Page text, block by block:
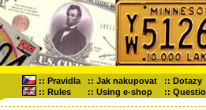
:: Pravidla :: Jak nakupovat :: Dotazy
:: Rules :: Using e-shop ::